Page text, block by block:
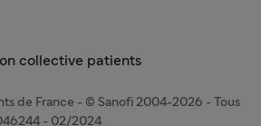
collective patients
de France - © Sanofi 2004-2026 - Tous
- 02/2024